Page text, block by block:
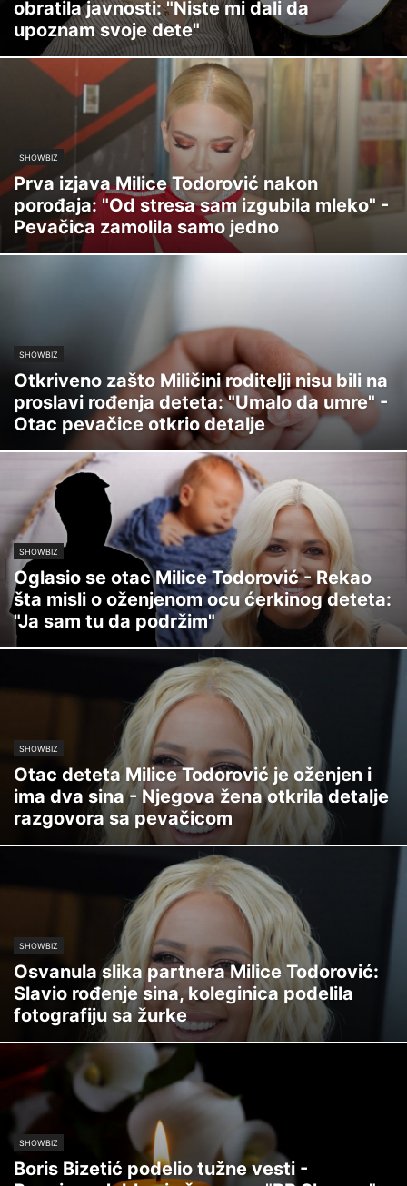
obratila javnosti: "Niste mi dali da
upoznam svoje dete"
SHOWBIZ
Prva izjava Milice Todorović nakon
porođaja: "Od stresa sam izgubila mleko" -
Pevačica zamolila samo jedno
SHOWBIZ
Otkriveno zašto Miličini roditelji nisu bili na
proslavi rođenja deteta: "Umalo da umre" -
Otac pevačice otkrio detalje
SHOWBIZ
Oglasio se otac Milice Todorović - Rekao
šta misli o oženjenom ocu ćerkinog deteta:
"Ja sam tu da podržim"
SHOWBIZ
Otac deteta Milice Todorović je oženjen i
ima dva sina - Njegova žena otkrila detalje
razgovora sa pevačicom
SHOWBIZ
Osvanula slika partnera Milice Todorović:
Slavio rođenje sina, koleginica podelila
fotografiju sa žurke
SHOWBIZ
Boris Bizetić podelio tužne vesti -